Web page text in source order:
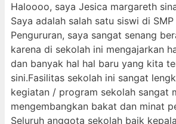
Haloooo, saya Jesica margareth
Saya adalah salah satu siswi di
Pengururan, saya sangat senang
karena di sekolah ini mengajarkan
dan banyak hal hal baru yang kita
sini.Fasilitas sekolah ini sangat
kegiatan / program sekolah sangat
mengembangkan bakat dan minat
Seluruh anggota sekolah baik